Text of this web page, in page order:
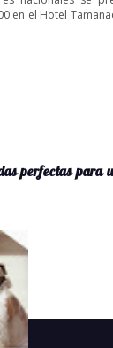
en el Hotel
perfectas para